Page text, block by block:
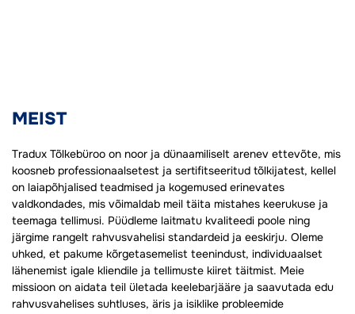
MEIST
Tradux Tõlkebüroo on noor ja dünaamiliselt arenev ettevõte, mis
koosneb professionaalsetest ja sertifitseeritud tõlkijatest, kellel
on laiapõhjalised teadmised ja kogemused erinevates
valdkondades, mis võimaldab meil täita mistahes keerukuse ja
teemaga tellimusi. Püüdleme laitmatu kvaliteedi poole ning
järgime rangelt rahvusvahelisi standardeid ja eeskirju. Oleme
uhked, et pakume kõrgetasemelist teenindust, individuaalset
lähenemist igale kliendile ja tellimuste kiiret täitmist. Meie
missioon on aidata teil ületada keelebarjääre ja saavutada edu
rahvusvahelises suhtluses, äris ja isiklike probleemide